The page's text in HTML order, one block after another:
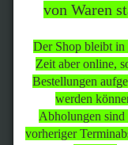
von Waren
Der Shop bleibt in
Zeit aber online,
Bestellungen
werden
Abholungen sind
vorheriger
(16.09.26)
statt.
Der Shop bleibt in
aber online, so dass
Bestellungen
werden können.